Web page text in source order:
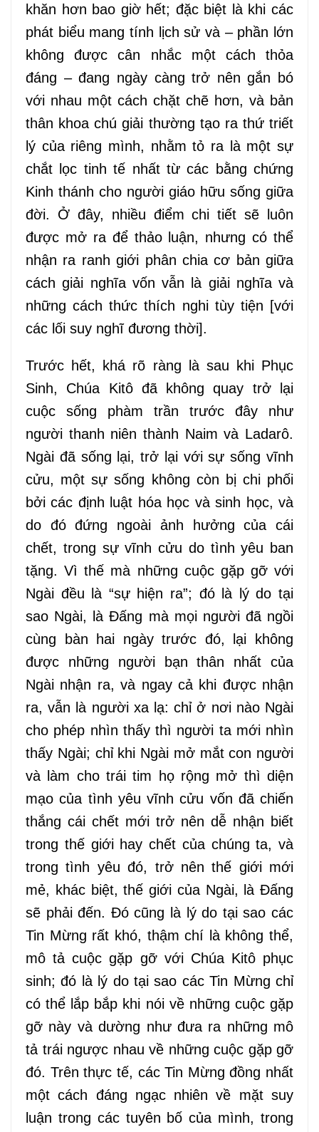
khăn hơn bao giờ hết; đặc biệt là khi các
phát biểu mang tính lịch sử và – phần lớn
không được cân nhắc một cách thỏa
đáng – đang ngày càng trở nên gắn bó
với nhau một cách chặt chẽ hơn, và bản
thân khoa chú giải thường tạo ra thứ triết
lý của riêng mình, nhằm tỏ ra là một sự
chắt lọc tinh tế nhất từ các bằng chứng
Kinh thánh cho người giáo hữu sống giữa
đời. Ở đây, nhiều điểm chi tiết sẽ luôn
được mở ra để thảo luận, nhưng có thể
nhận ra ranh giới phân chia cơ bản giữa
cách giải nghĩa vốn vẫn là giải nghĩa và
những cách thức thích nghi tùy tiện [với
các lối suy nghĩ đương thời].
Trước hết, khá rõ ràng là sau khi Phục
Sinh, Chúa Kitô đã không quay trở lại
cuộc sống phàm trần trước đây như
người thanh niên thành Naim và Ladarô.
Ngài đã sống lại, trở lại với sự sống vĩnh
cửu, một sự sống không còn bị chi phối
bởi các định luật hóa học và sinh học, và
do đó đứng ngoài ảnh hưởng của cái
chết, trong sự vĩnh cửu do tình yêu ban
tặng. Vì thế mà những cuộc gặp gỡ với
Ngài đều là “sự hiện ra”; đó là lý do tại
sao Ngài, là Đấng mà mọi người đã ngồi
cùng bàn hai ngày trước đó, lại không
được những người bạn thân nhất của
Ngài nhận ra, và ngay cả khi được nhận
ra, vẫn là người xa lạ: chỉ ở nơi nào Ngài
cho phép nhìn thấy thì người ta mới nhìn
thấy Ngài; chỉ khi Ngài mở mắt con người
và làm cho trái tim họ rộng mở thì diện
mạo của tình yêu vĩnh cửu vốn đã chiến
thắng cái chết mới trở nên dễ nhận biết
trong thế giới hay chết của chúng ta, và
trong tình yêu đó, trở nên thế giới mới
mẻ, khác biệt, thế giới của Ngài, là Đấng
sẽ phải đến. Đó cũng là lý do tại sao các
Tin Mừng rất khó, thậm chí là không thể,
mô tả cuộc gặp gỡ với Chúa Kitô phục
sinh; đó là lý do tại sao các Tin Mừng chỉ
có thể lắp bắp khi nói về những cuộc gặp
gỡ này và dường như đưa ra những mô
tả trái ngược nhau về những cuộc gặp gỡ
đó. Trên thực tế, các Tin Mừng đồng nhất
một cách đáng ngạc nhiên về mặt suy
luận trong các tuyên bố của mình, trong